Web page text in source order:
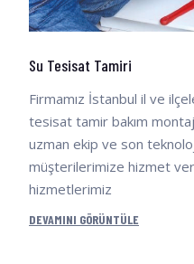
Su Tesisat Tamiri
Firmamız İstanbul il ve
tesisat tamir bakım
uzman ekip ve son
müşterilerimize hizmet
hizmetlerimiz
DEVAMINI GÖRÜNTÜLE